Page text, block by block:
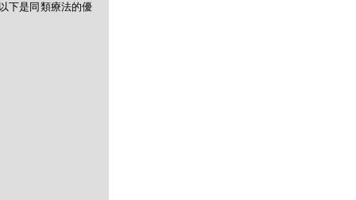
下是同類療法的優